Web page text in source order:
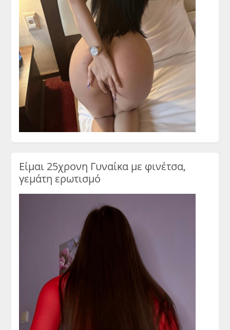
Είμαι 25χρονη Γυναίκα με φινέτσα,
γεμάτη ερωτισμό